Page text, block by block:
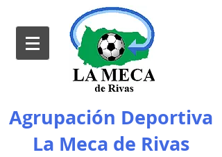
Agrupación Deportiva
La Meca de Rivas